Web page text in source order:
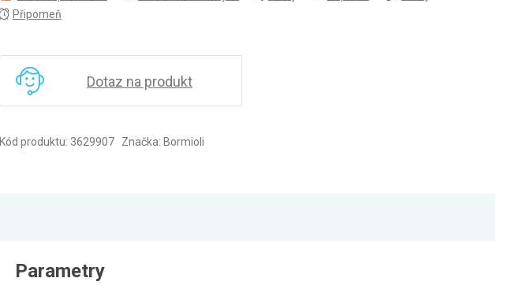
Připomeň
Dotaz na produkt
Kód produktu: 3629907 Značka: Bormioli
Parametry